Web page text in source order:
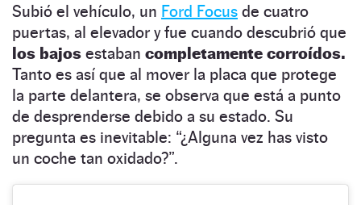
Subió el vehículo, un Ford Focus de cuatro
puertas, al elevador y fue cuando descubrió que
los bajos estaban completamente corroídos.
Tanto es así que al mover la placa que protege
la parte delantera, se observa que está a punto
de desprenderse debido a su estado. Su
pregunta es inevitable: “¿Alguna vez has visto
un coche tan oxidado?”.